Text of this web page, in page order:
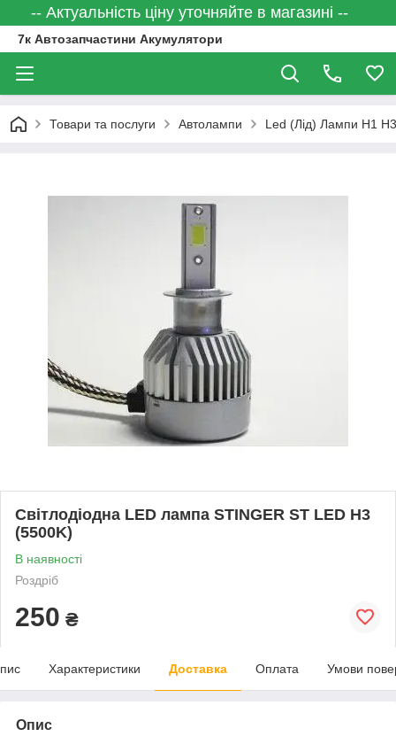
-- Актуальність ціну уточняйте в магазині --
7к Автозапчастини Акумулятори
Товари та послуги Автолампи Led (Лід) Лампи Н1
Світлодіодна LED лампа STINGER ST LED H3
(5500K)
В наявності
Роздріб
250 ₴
Характеристики Доставка Оплата Умови
Опис